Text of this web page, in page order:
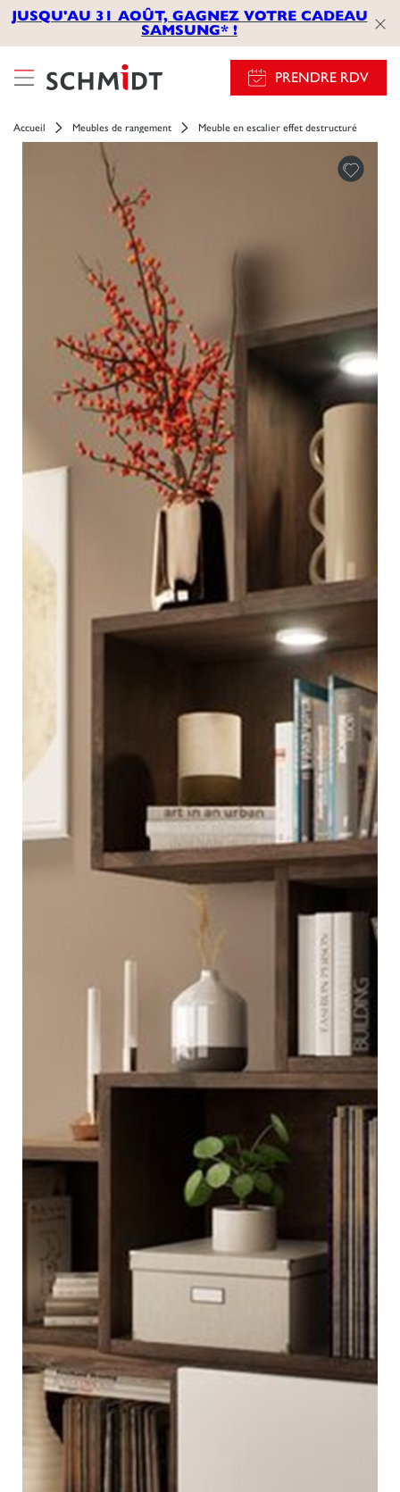
JUSQU'AU 31 AOÛT, GAGNEZ VOTRE CADEAU
SAMSUNG* !
PRENDRE RDV
Accueil Meubles de rangement Meuble en escalier effet destructuré